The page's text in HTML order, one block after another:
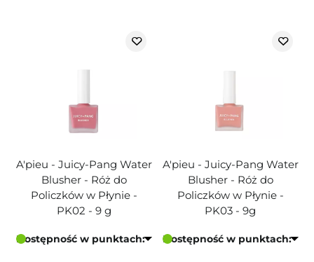
A'pieu - Juicy-Pang Water
Blusher - Róż do
Policzków w Płynie -
PK02 - 9 g
Dostępność w punktach:
A'pieu - Juicy-Pang Water
Blusher - Róż do
Policzków w Płynie -
PK03 - 9g
Dostępność w punktach: